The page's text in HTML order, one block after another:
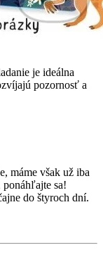
je ideálna
pozornosť a
máme však už iba
sa!
do štyroch dní.